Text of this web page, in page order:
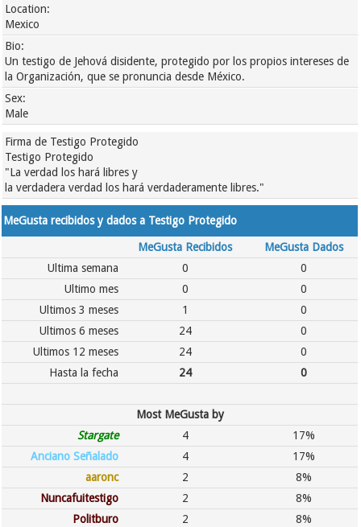
Location:
Mexico
Bio:
Un testigo de Jehová disidente, protegido por los propios intereses de
la Organización, que se pronuncia desde México.
Sex:
Male
Firma de Testigo Protegido
Testigo Protegido
"La verdad los hará libres y
la verdadera verdad los hará verdaderamente libres."
MeGusta recibidos y dados a Testigo Protegido
MeGusta Recibidos
MeGusta Dados
Ultima semana
0
0
Ultimo mes
0
0
Ultimos 3 meses
1
0
Ultimos 6 meses
24
0
Ultimos 12 meses
24
0
Hasta la fecha
24 0
Most MeGusta by
Stargate
4
17%
Anciano Señalado
4
17%
aaronc
2
8%
Nuncafuitestigo
2
8%
Politburo
2 8%